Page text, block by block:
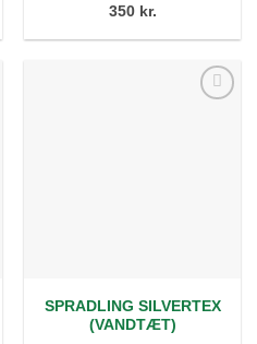
350 kr.
SPRADLING SILVERTEX
(VANDTÆT)